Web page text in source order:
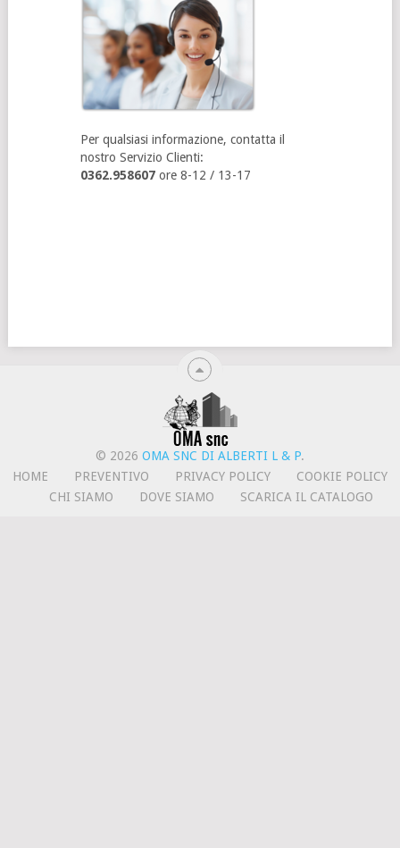
Per qualsiasi informazione, contatta il
nostro Servizio Clienti:
0362.958607ore 8-12 / 13-17
© 2026 OMA SNC DI ALBERTI L & P.
HOME
PREVENTIVO PRIVACY POLICY
COOKIE POLICY
CHI SIAMO
DOVE SIAMO SCARICA IL CATALOGO